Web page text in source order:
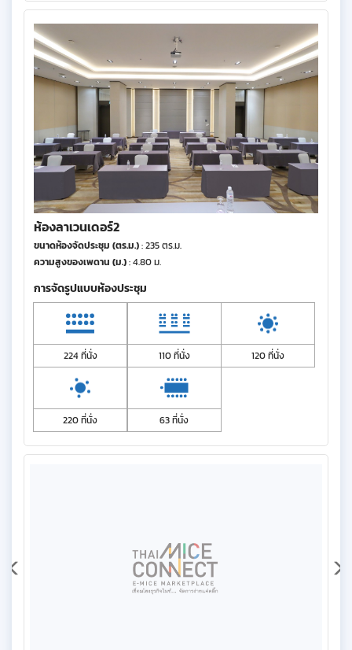
ห้องลาเวนเดอร์2
ขนาดห้องจัดประชุม (ตร.ม.): 235 ตร.ม.
ความสูงของเพดาน (ม.): 4.80 ม.
การจัดรูปแบบห้องประชุม
224 ที่นั่ง 110 ที่นั่ง 120 ที่นั่ง
220 ที่นั่ง 63 ที่นั่ง